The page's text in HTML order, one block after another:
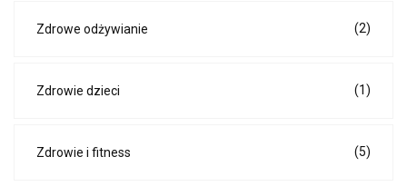
Zdrowe odżywianie (2)
Zdrowie dzieci (1)
Zdrowie i fitness (5)